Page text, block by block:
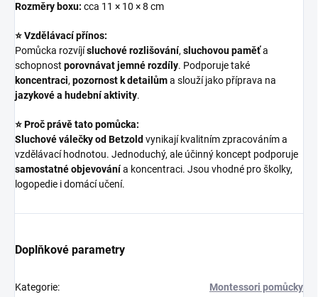
Rozměry boxu: cca 11 × 10 × 8 cm
⭐ Vzdělávací přínos:
Pomůcka rozvíjísluchové rozlišování, sluchovou paměťa
schopnost porovnávat jemné rozdíly. Podporuje také
koncentraci, pozornost k detailůma slouží jako příprava na
jazykové a hudební aktivity.
⭐ Proč právě tato pomůcka:
Sluchové válečky od Betzold vynikají kvalitním zpracováním a
vzdělávací hodnotou. Jednoduchý, ale účinný koncept podporuje
samostatné objevovánía koncentraci. Jsou vhodné pro školky,
logopedie i domácí učení.
Doplňkové parametry
Kategorie: Montessori pomůcky